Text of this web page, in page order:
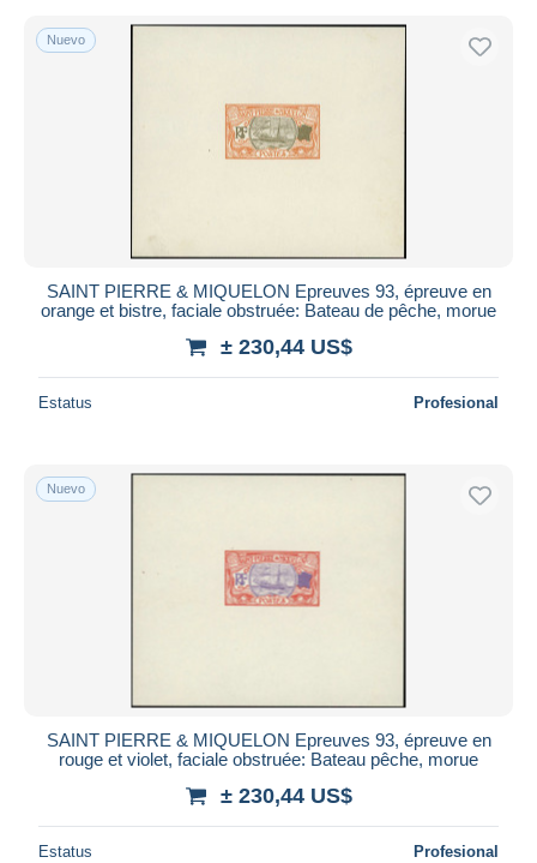
Nuevo
SAINT PIERRE & MIQUELON Epreuves 93, épreuve en
orange et bistre, faciale obstruée: Bateau de pêche, morue
± 230,44 US$
Estatus Profesional
Nuevo
SAINT PIERRE & MIQUELON Epreuves 93, épreuve en
rouge et violet, faciale obstruée: Bateau pêche, morue
± 230,44 US$
Estatus Profesional